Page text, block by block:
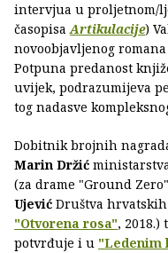
intervjua u proljetnom/
časopisaArtikulacije)
novoobjavljenog
Potpuna predanost
uvijek, podrazumijeva
tog nadasve
Dobitnik brojnih
Marin Držić
(za drame "Ground
Ujević Društva
"Otvorena rosa",
potvrđuje i u "Ledenim